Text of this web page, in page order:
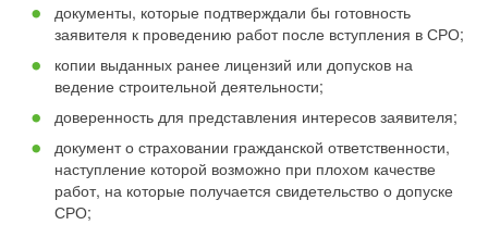
документы, которые подтверждали бы готовность
заявителя к проведению работ после вступления в СРО;
копии выданных ранее лицензий или допусков на
ведение строительной деятельности;
доверенность для представления интересов заявителя;
документ о страховании гражданской ответственности,
наступление которой возможно при плохом качестве
работ, на которые получается свидетельство о допуске
СРО;